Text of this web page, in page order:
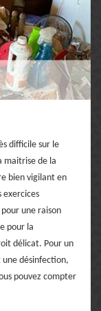
difficile sur le
maitrise de la
bien vigilant en
exercices
une raison
pour la
délicat. Pour un
désinfection,
pouvez compter